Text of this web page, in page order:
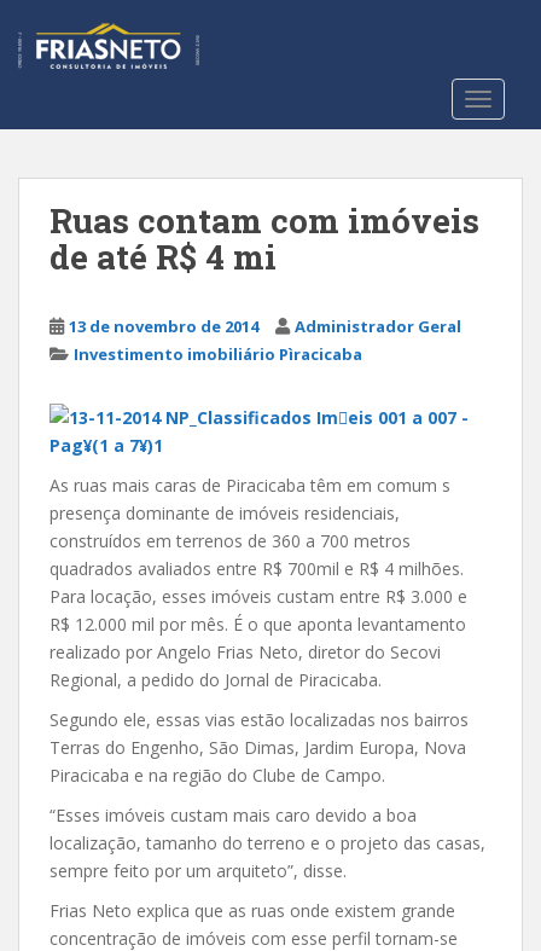
t
Ruas contam com imóveis
de até R$ 4 mi
13 de novembro de 2014
Administrador Geral
Investimento imobiliário Pìracicaba
As ruas mais caras de Piracicaba têm em comum s
presença dominante de imóveis residenciais,
construídos em terrenos de 360 a 700 metros
quadrados avaliados entre R$ 700mil e R$ 4 milhões.
Para locação, esses imóveis custam entre R$ 3.000 e
R$ 12.000 mil por mês. É o que aponta levantamento
realizado por Angelo Frias Neto, diretor do Secovi
Regional, a pedido do Jornal de Piracicaba.
Segundo ele, essas vias estão localizadas nos bairros
Terras do Engenho, São Dimas, Jardim Europa, Nova
Piracicaba e na região do Clube de Campo.
“Esses imóveis custam mais caro devido a boa
localização, tamanho do terreno e o projeto das casas,
sempre feito por um arquiteto”, disse.
Frias Neto explica que as ruas onde existem grande
concentração de imóveis com esse perfil tornam-se